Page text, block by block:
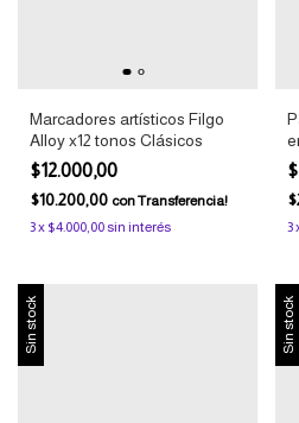
Marcadores artísticos Filgo
Alloy x12 tonos Clásicos
$12.000,00
$10.200,00 conTransferencia!
3x $4.000,00sin interés
3
Sin stock Sin stock